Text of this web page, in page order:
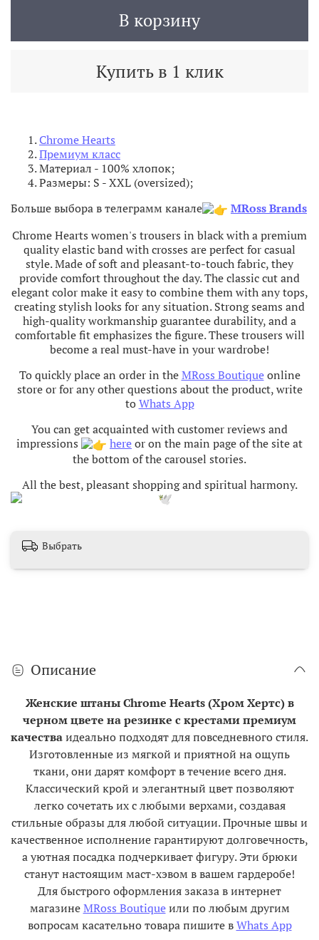
В корзину
Купить в 1 клик
Chrome Hearts
Премиум класс
Материал - 100% хлопок;
Размеры: S - XXL (oversized);
Больше выбора в телеграмм канале
MRoss Brands
Chrome Hearts women's trousers in black with a premium
quality elastic band with crosses are perfect for casual
style. Made of soft and pleasant-to-touch fabric, they
provide comfort throughout the day. The classic cut and
elegant color make it easy to combine them with any tops,
creating stylish looks for any situation. Strong seams and
high-quality workmanship guarantee durability, and a
comfortable fit emphasizes the figure. These trousers will
become a real must-have in your wardrobe!
To quickly place an order in the MRoss Boutiqueonline
store or for any other questions about the product, write
to Whats App
You can get acquainted with customer reviews and
impressions
hereor on the main page of the site at
the bottom of the carousel stories.
All the best, pleasant shopping and spiritual harmony.
Выбрать
Описание
Женские штаны Chrome Hearts (Хром Хертс) в
черном цвете на резинке с крестами премиум
качестваидеально подходят для повседневного стиля.
Изготовленные из мягкой и приятной на ощупь
ткани, они дарят комфорт в течение всего дня.
Классический крой и элегантный цвет позволяют
легко сочетать их с любыми верхами, создавая
стильные образы для любой ситуации. Прочные швы и
качественное исполнение гарантируют долговечность,
а уютная посадка подчеркивает фигуру. Эти брюки
станут настоящим маст-хэвом в вашем гардеробе!
Для быстрого оформления заказа в интернет
магазинеMRoss Boutiqueили по любым другим
вопросам касательно товара пишите вWhats App